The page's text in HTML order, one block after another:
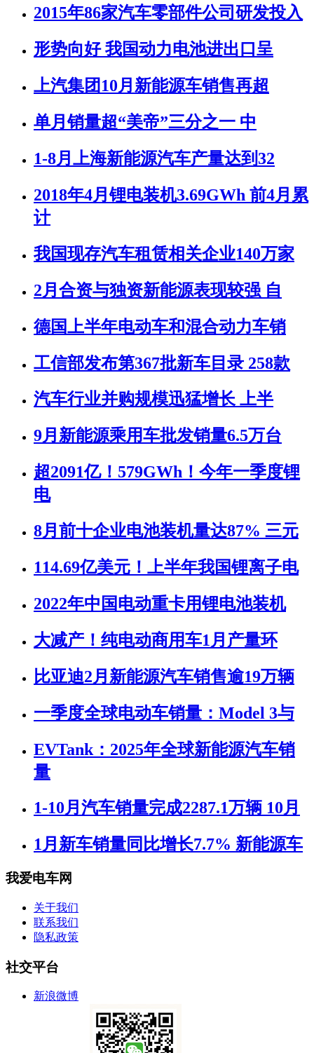
2015年86家汽车零部件公司研发投入
形势向好 我国动力电池进出口呈
上汽集团10月新能源车销售再超
单月销量超“美帝”三分之一 中
1-8月上海新能源汽车产量达到32
2018年4月锂电装机3.69GWh 前4月累
计
我国现存汽车租赁相关企业140万家
2月合资与独资新能源表现较强 自
德国上半年电动车和混合动力车销
工信部发布第367批新车目录 258款
汽车行业并购规模迅猛增长 上半
9月新能源乘用车批发销量6.5万台
超2091亿！579GWh！今年一季度锂
电
8月前十企业电池装机量达87% 三元
114.69亿美元！上半年我国锂离子电
2022年中国电动重卡用锂电池装机
大减产！纯电动商用车1月产量环
比亚迪2月新能源汽车销售逾19万辆
一季度全球电动车销量：Model 3与
EVTank：2025年全球新能源汽车销
量
1-10月汽车销量完成2287.1万辆 10月
1月新车销量同比增长7.7% 新能源车
我爱电车网
关于我们
联系我们
隐私政策
社交平台
新浪微博